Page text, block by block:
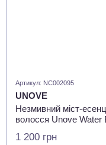
Артикул: NC002095
UNOVE
Незмивний міст-
волосся Unove
1 200 грн